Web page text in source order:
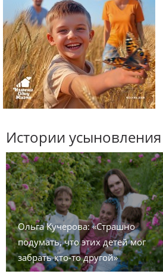
Истории усыновления
Ольга Кучерова: «Страшно
подумать, что этих детей мог
забрать кто-то другой»